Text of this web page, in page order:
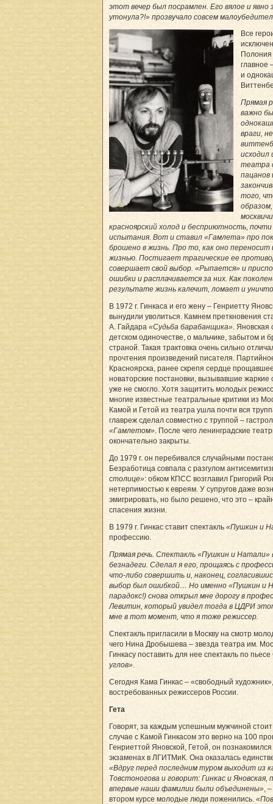
этот вечер был посрамлен. Его вялое и явно
утонула?!» прозвучало совсем
Все
главное
и
Прямая
важно
враги,
исходил
театра
пацанов
того,
красноярский холод и бесприютность,
испытания. Вот и ставил «Гамлета» про
брошено в жизнь. Про то, как оно
жизнью. Постигает трагические ее
совершает свой выбор. «Рыпается» и
ошибки и расплачивается за них. Как
результате жизнь калечит, ломает и
В 1972 г. Гинкаса и его жену – Генриетту
вынудили уволиться. Камнем преткновения
А. Гайдара «Судьба барабанщика» .
детском одиночестве, о мальчике, забытом и
страной. Такая трактовка очень сильно
прочтения произведений писателя.
Красноярска, ранее скрепя сердце
новаторские постановки, вызывавшие жаркие
уже не смогло. Хотя защитить молодых
многие известные театральные критики из
Камой и Гетой из театра ушла почти вся
главреж сделал совместно с труппой –
«Гамлетом» . После чего ленинградские
окончательно закрыты.
До 1979 г. он перебивался случайными
Безработица совпала с разгулом
столице»: обком КПСС возглавил Григорий
нетерпимостью к евреям. У супругов даже
эмигрировать, но было решено, что это –
спасения жизни.
В 1979 г. Гинкас ставит спектакль «Пушкин и
профессию.
Прямая речь. Спектакль «Пушкин и Натали»
безнадеги. Сделал я его, прощаясь с
что-либо совершить и, наконец,
выбор был ошибкой… Но именно «Пушкин и
парадокс!) снова открыл мне дорогу в
Левитин, который увидел тогда в ЦДРИ
мне в тот момент, что я тоже режиссер.
Спектакль пригласили в Москву на смотр
чего Нина Дробышева – звезда театра им.
Гинкасу поставить для нее спектакль по
углов»
Сегодня Кама Гинкас – «свободный
востребованных режиссеров России.
Гета
Говорят, за каждым успешным мужчиной
случае с Камой Гинкасом это верно на 100
Генриеттой Яновской, Гетой, он
экзаменах в ЛГИТМиК. Она оказалась
«Вдруг перед последним туром выходит из
Товстоногова и говорит: Гинкас и Яновская,
впервые наши фамилии были объединены» ,
втором курсе молодые люди поженились.